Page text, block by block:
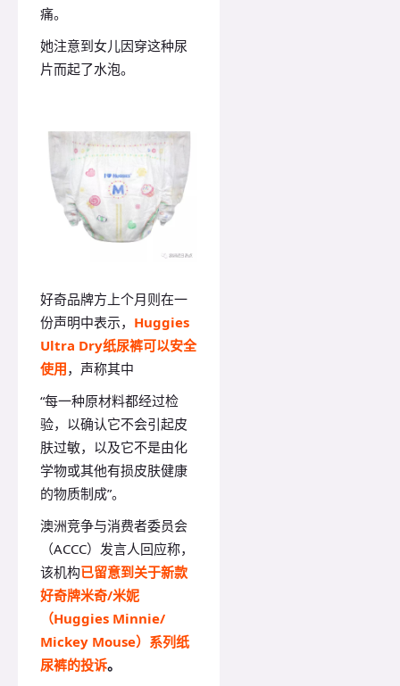
痛。
她注意到女儿因穿这种尿
片而起了水泡。
好奇品牌方上个月则在一
份声明中表示， Huggies
Ultra Dry纸尿裤可以安全
使用，声称其中
“每一种原材料都经过检
验，以确认它不会引起皮
肤过敏，以及它不是由化
学物或其他有损皮肤健康
的物质制成”。
澳洲竞争与消费者委员会
（ACCC）发言人回应称，
该机构已留意到关于新款
好奇牌米奇/米妮
（Huggies Minnie/
Mickey Mouse）系列纸
尿裤的投诉。